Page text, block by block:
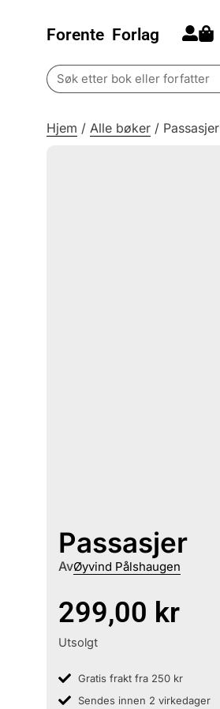
Forente Forlag
Search
for:
Hjem / Alle bøker / Passasjer
Passasjer
AvØyvind Pålshaugen
299,00 kr
Utsolgt
Gratis frakt fra 250 kr
Sendes innen 2 virkedager